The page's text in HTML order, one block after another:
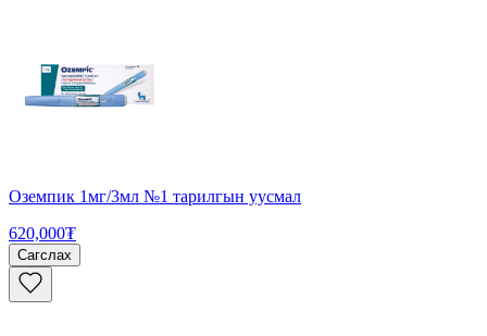
Оземпик 1мг/3мл №1 тарилгын уусмал
620,000₮
Сагслах